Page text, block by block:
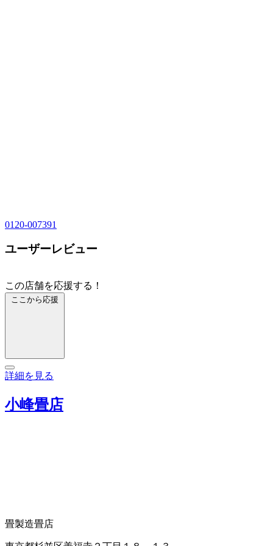
0120-007391
ユーザーレビュー
この店舗を応援する！
ここから応援
詳細を見る
小峰畳店
畳製造畳店